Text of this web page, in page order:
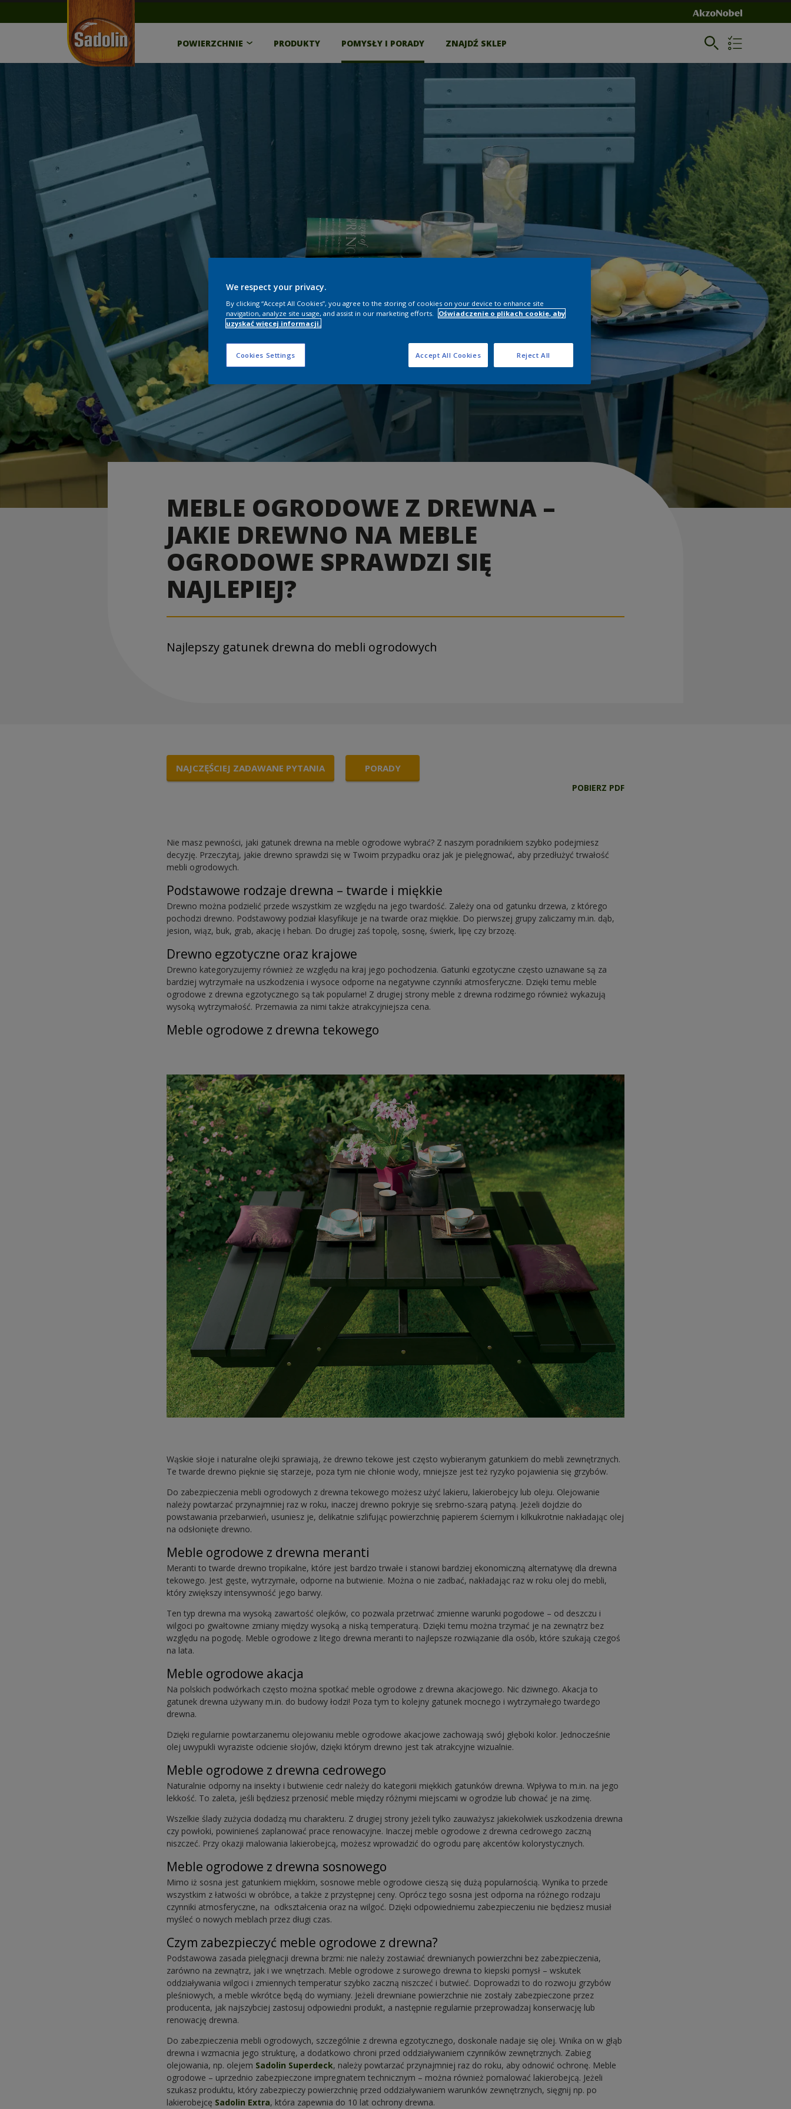
POWIERZCHNIE PRODUKTY POMYSŁY I PORADY ZNAJDŹ SKLEP
MEBLE OGRODOWE Z DREWNA –
JAKIE DREWNO NA MEBLE
OGRODOWE SPRAWDZI SIĘ
NAJLEPIEJ?
Najlepszy gatunek drewna do mebli ogrodowych
NAJCZĘŚCIEJ ZADAWANE PYTANIA PORADY
POBIERZ PDF
Nie masz pewności, jaki gatunek drewna na meble ogrodowe wybrać? Z naszym poradnikiem szybko podejmiesz
decyzję. Przeczytaj, jakie drewno sprawdzi się w Twoim przypadku oraz jak je pielęgnować, aby przedłużyć trwałość
mebli ogrodowych.
Podstawowe rodzaje drewna – twarde i miękkie
Drewno można podzielić przede wszystkim ze względu na jego twardość. Zależy ona od gatunku drzewa, z którego
pochodzi drewno. Podstawowy podział klasyfikuje je na twarde oraz miękkie. Do pierwszej grupy zaliczamy m.in. dąb,
jesion, wiąz, buk, grab, akację i heban. Do drugiej zaś topolę, sosnę, świerk, lipę czy brzozę.
Drewno egzotyczne oraz krajowe
Drewno kategoryzujemy również ze względu na kraj jego pochodzenia. Gatunki egzotyczne często uznawane są za
bardziej wytrzymałe na uszkodzenia i wysoce odporne na negatywne czynniki atmosferyczne. Dzięki temu meble
ogrodowe z drewna egzotycznego są tak popularne! Z drugiej strony meble z drewna rodzimego również wykazują
wysoką wytrzymałość. Przemawia za nimi także atrakcyjniejsza cena.
Meble ogrodowe z drewna tekowego
Wąskie słoje i naturalne olejki sprawiają, że drewno tekowe jest często wybieranym gatunkiem do mebli zewnętrznych.
Te twarde drewno pięknie się starzeje, poza tym nie chłonie wody, mniejsze jest też ryzyko pojawienia się grzybów.
Do zabezpieczenia mebli ogrodowych z drewna tekowego możesz użyć lakieru, lakierobejcy lub oleju. Olejowanie
należy powtarzać przynajmniej raz w roku, inaczej drewno pokryje się srebrno-szarą patyną. Jeżeli dojdzie do
powstawania przebarwień, usuniesz je, delikatnie szlifując powierzchnię papierem ściernym i kilkukrotnie nakładając olej
na odsłonięte drewno.
Meble ogrodowe z drewna meranti
Meranti to twarde drewno tropikalne, które jest bardzo trwałe i stanowi bardziej ekonomiczną alternatywę dla drewna
tekowego. Jest gęste, wytrzymałe, odporne na butwienie. Można o nie zadbać, nakładając raz w roku olej do mebli,
który zwiększy intensywność jego barwy.
Ten typ drewna ma wysoką zawartość olejków, co pozwala przetrwać zmienne warunki pogodowe – od deszczu i
wilgoci po gwałtowne zmiany między wysoką a niską temperaturą. Dzięki temu można trzymać je na zewnątrz bez
względu na pogodę. Meble ogrodowe z litego drewna meranti to najlepsze rozwiązanie dla osób, które szukają czegoś
na lata.
Meble ogrodowe akacja
Na polskich podwórkach często można spotkać meble ogrodowe z drewna akacjowego. Nic dziwnego. Akacja to
gatunek drewna używany m.in. do budowy łodzi! Poza tym to kolejny gatunek mocnego i wytrzymałego twardego
drewna.
Dzięki regularnie powtarzanemu olejowaniu meble ogrodowe akacjowe zachowają swój głęboki kolor. Jednocześnie
olej uwypukli wyraziste odcienie słojów, dzięki którym drewno jest tak atrakcyjne wizualnie.
Meble ogrodowe z drewna cedrowego
Naturalnie odporny na insekty i butwienie cedr należy do kategorii miękkich gatunków drewna. Wpływa to m.in. na jego
lekkość. To zaleta, jeśli będziesz przenosić meble między różnymi miejscami w ogrodzie lub chować je na zimę.
Wszelkie ślady zużycia dodadzą mu charakteru. Z drugiej strony jeżeli tylko zauważysz jakiekolwiek uszkodzenia drewna
czy powłoki, powinieneś zaplanować prace renowacyjne. Inaczej meble ogrodowe z drewna cedrowego zaczną
niszczeć. Przy okazji malowania lakierobejcą, możesz wprowadzić do ogrodu parę akcentów kolorystycznych.
Meble ogrodowe z drewna sosnowego
Mimo iż sosna jest gatunkiem miękkim, sosnowe meble ogrodowe cieszą się dużą popularnością. Wynika to przede
wszystkim z łatwości w obróbce, a także z przystępnej ceny. Oprócz tego sosna jest odporna na różnego rodzaju
czynniki atmosferyczne, na odkształcenia oraz na wilgoć. Dzięki odpowiedniemu zabezpieczeniu nie będziesz musiał
myśleć o nowych meblach przez długi czas.
Czym zabezpieczyć meble ogrodowe z drewna?
Podstawowa zasada pielęgnacji drewna brzmi: nie należy zostawiać drewnianych powierzchni bez zabezpieczenia,
zarówno na zewnątrz, jak i we wnętrzach. Meble ogrodowe z surowego drewna to kiepski pomysł – wskutek
oddziaływania wilgoci i zmiennych temperatur szybko zaczną niszczeć i butwieć. Doprowadzi to do rozwoju grzybów
pleśniowych, a meble wkrótce będą do wymiany. Jeżeli drewniane powierzchnie nie zostały zabezpieczone przez
producenta, jak najszybciej zastosuj odpowiedni produkt, a następnie regularnie przeprowadzaj konserwację lub
renowację drewna.
Do zabezpieczenia mebli ogrodowych, szczególnie z drewna egzotycznego, doskonale nadaje się olej. Wnika on w głąb
drewna i wzmacnia jego strukturę, a dodatkowo chroni przed oddziaływaniem czynników zewnętrznych. Zabieg
olejowania, np. olejem Sadolin Superdeck, należy powtarzać przynajmniej raz do roku, aby odnowić ochronę. Meble
ogrodowe – uprzednio zabezpieczone impregnatem technicznym – można również pomalować lakierobejcą. Jeżeli
szukasz produktu, który zabezpieczy powierzchnię przed oddziaływaniem warunków zewnętrznych, sięgnij np. po
lakierobejcę Sadolin Extra, która zapewnia do 10 lat ochrony drewna.
We respect your privacy.
By clicking “Accept All Cookies”, you agree to the storing of cookies on your device to enhance site
navigation, analyze site usage, and assist in our marketing efforts.
Oświadczenie o plikach cookie, aby
uzyskać więcej informacji.
Cookies Settings Reject All
Accept All Cookies